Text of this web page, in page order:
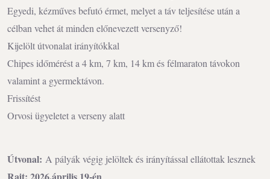
Egyedi, kézműves befutó érmet, melyet a táv teljesítése után a
célban vehet át minden előnevezett versenyző!
Kijelölt útvonalat irányítókkal
Chipes időmérést a 4 km, 7 km, 14 km és félmaraton távokon
valamint a gyermektávon.
Frissítést
Orvosi ügyeletet a verseny alatt
Útvonal: A pályák végig jelöltek és irányítással ellátottak lesznek
Rajt: 2026.április 19-én